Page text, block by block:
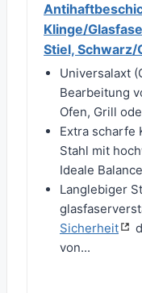
Klinge/
Stiel, Schwarz/
Universalaxt
Bearbeitung
Ofen, Grill
Extra scharfe
Stahl mit
Ideale
Langlebiger
Sicherheit
von...